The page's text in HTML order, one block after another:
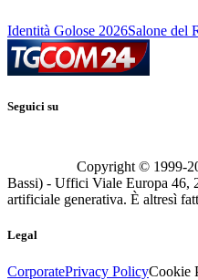
Identità Golose 2026Salone del
Seguici su
Copyright © 1999-
Bassi) - Uffici Viale Europa 46,
artificiale generativa. È altresì
Legal
CorporatePrivacy PolicyCookie